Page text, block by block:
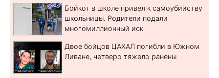
Бойкот в школе привел к самоубийству
школьницы. Родители подали
многомиллионный иск
Двое бойцов ЦАХАЛ погибли в Южном
Ливане, четверо тяжело ранены